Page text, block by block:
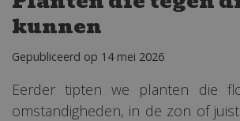
kunnen
Gepubliceerd op 14 mei 2026
Eerder tipten we planten die
omstandigheden, in de zon of